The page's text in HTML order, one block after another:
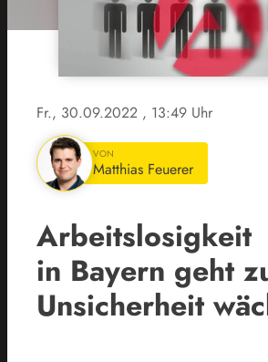
Fr., 30.09.2022 , 13:49 Uhr
VON
Matthias Feuerer
Arbeitslosigkeit
in Bayern geht
Unsicherheit